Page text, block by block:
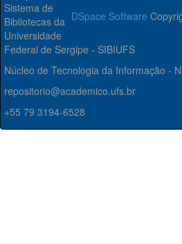
DSpace Software
Sistema de
Bibliotecas da
Universidade
Federal de Sergipe - SIBIUFS
Núcleo de Tecnologia da Informação -
repositorio@academico.ufs.br
+55 79 3194-6528